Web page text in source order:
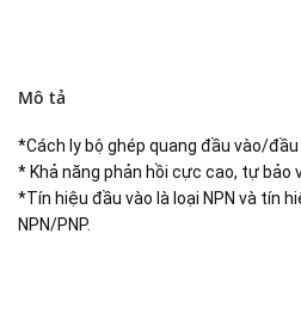
Mô tả
*Cách ly bộ ghép quang đầu vào/đầu
* Khả năng phản hồi cực cao, tự bảo
*Tín hiệu đầu vào là loại NPN và tín
NPN/PNP.